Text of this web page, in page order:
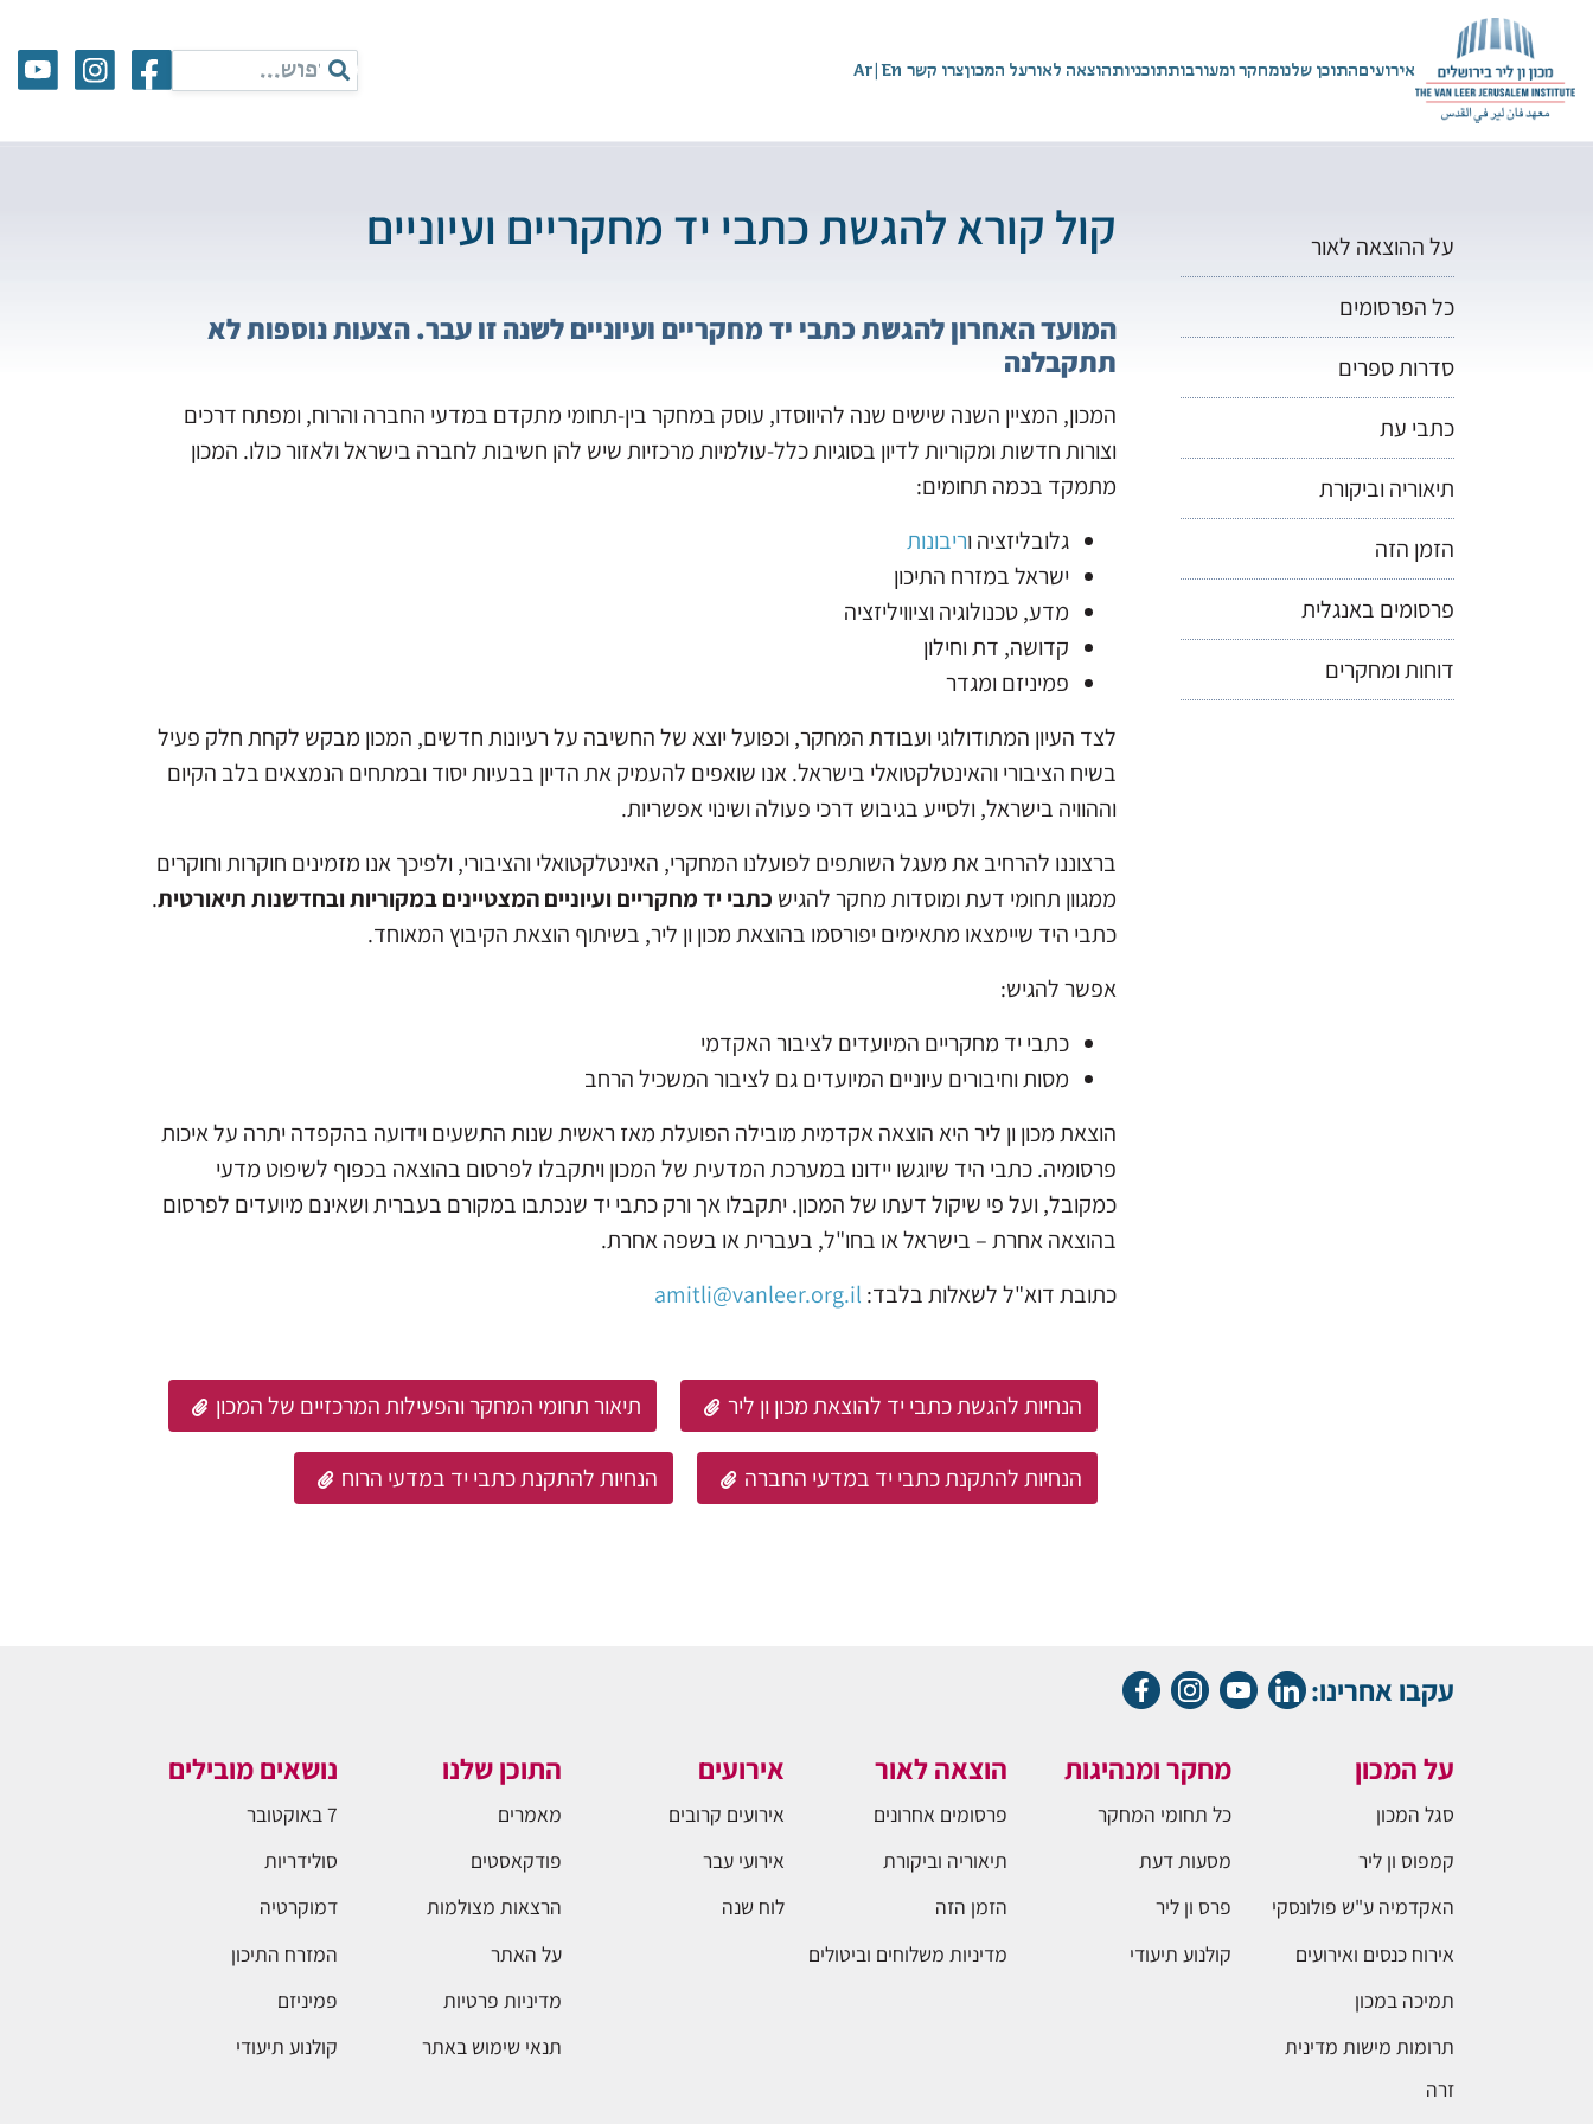
אירועיםהתוכן שלנומחקר ומעורבותתוכניותהוצאה לאורעל המכוןצרו קשר En
|
Ar
על ההוצאה לאור
כל הפרסומים
סדרות ספרים
כתבי עת
תיאוריה וביקורת
הזמן הזה
פרסומים באנגלית
דוחות ומחקרים
קול קורא להגשת כתבי יד מחקריים ועיוניים
המועד האחרון להגשת כתבי יד מחקריים ועיוניים לשנה זו עבר. הצעות נוספות לא
תתקבלנה
המכון, המציין השנה שישים שנה להיווסדו, עוסק במחקר בין-תחומי מתקדם במדעי החברה והרוח, ומפתח דרכים
וצורות חדשות ומקוריות לדיון בסוגיות כלל-עולמיות מרכזיות שיש להן חשיבות לחברה בישראל ולאזור כולו. המכון
מתמקד בכמה תחומים:
גלובליזציה וריבונות
ישראל במזרח התיכון
מדע, טכנולוגיה וציוויליזציה
קדושה, דת וחילון
פמיניזם ומגדר
לצד העיון המתודולוגי ועבודת המחקר, וכפועל יוצא של החשיבה על רעיונות חדשים, המכון מבקש לקחת חלק פעיל
בשיח הציבורי והאינטלקטואלי בישראל. אנו שואפים להעמיק את הדיון בבעיות יסוד ובמתחים הנמצאים בלב הקיום
וההוויה בישראל, ולסייע בגיבוש דרכי פעולה ושינוי אפשריות.
ברצוננו להרחיב את מעגל השותפים לפועלנו המחקרי, האינטלקטואלי והציבורי, ולפיכך אנו מזמינים חוקרות וחוקרים
ממגוון תחומי דעת ומוסדות מחקר להגיש כתבי יד מחקריים ועיוניים המצטיינים במקוריות ובחדשנות תיאורטית.
כתבי היד שיימצאו מתאימים יפורסמו בהוצאת מכון ון ליר, בשיתוף הוצאת הקיבוץ המאוחד.
אפשר להגיש:
כתבי יד מחקריים המיועדים לציבור האקדמי
מסות וחיבורים עיוניים המיועדים גם לציבור המשכיל הרחב
הוצאת מכון ון ליר היא הוצאה אקדמית מובילה הפועלת מאז ראשית שנות התשעים וידועה בהקפדה יתרה על איכות
פרסומיה. כתבי היד שיוגשו יידונו במערכת המדעית של המכון ויתקבלו לפרסום בהוצאה בכפוף לשיפוט מדעי
כמקובל, ועל פי שיקול דעתו של המכון. יתקבלו אך ורק כתבי יד שנכתבו במקורם בעברית ושאינם מיועדים לפרסום
בהוצאה אחרת – בישראל או בחו"ל, בעברית או בשפה אחרת.
כתובת דוא"ל לשאלות בלבד: amitli@vanleer.org.il
הנחיות להגשת כתבי יד להוצאת מכון ון ליר תיאור תחומי המחקר והפעילות המרכזיים של המכון
הנחיות להתקנת כתבי יד במדעי החברה הנחיות להתקנת כתבי יד במדעי הרוח
עקבו אחרינו:
על המכון
סגל המכון
קמפוס ון ליר
האקדמיה ע"ש פולונסקי
אירוח כנסים ואירועים
תמיכה במכון
תרומות מישות מדינית
זרה
מחקר ומנהיגות
כל תחומי המחקר
מסעות דעת
פרס ון ליר
קולנוע תיעודי
הוצאה לאור
פרסומים אחרונים
תיאוריה וביקורת
הזמן הזה
מדיניות משלוחים וביטולים
אירועים
אירועים קרובים
אירועי עבר
לוח שנה
התוכן שלנו
מאמרים
פודקאסטים
הרצאות מצולמות
על האתר
מדיניות פרטיות
תנאי שימוש באתר
נושאים מובילים
7 באוקטובר
סולידריות
דמוקרטיה
המזרח התיכון
פמיניזם
קולנוע תיעודי